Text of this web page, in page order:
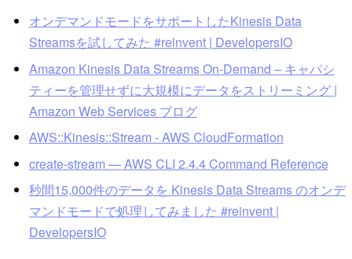
オンデマンドモードをサポートしたKinesis Data
Streamsを試してみた #reinvent | DevelopersIO
Amazon Kinesis Data Streams On-Demand – キャパシ
ティーを管理せずに大規模にデータをストリーミング |
Amazon Web Services ブログ
AWS::Kinesis::Stream - AWS CloudFormation
create-stream — AWS CLI 2.4.4 Command Reference
秒間15,000件のデータを Kinesis Data Streams のオンデ
マンドモードで処理してみました #reinvent |
DevelopersIO